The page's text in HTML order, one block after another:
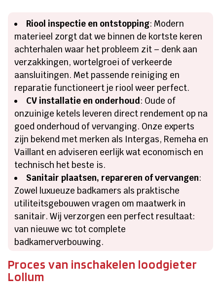
Riool inspectie en ontstopping: Modern
materieel zorgt dat we binnen de kortste keren
achterhalen waar het probleem zit – denk aan
verzakkingen, wortelgroei of verkeerde
aansluitingen. Met passende reiniging en
reparatie functioneert je riool weer perfect.
CV installatie en onderhoud: Oude of
onzuinige ketels leveren direct rendement op na
goed onderhoud of vervanging. Onze experts
zijn bekend met merken als Intergas, Remeha en
Vaillant en adviseren eerlijk wat economisch en
technisch het beste is.
Sanitair plaatsen, repareren of vervangen:
Zowel luxueuze badkamers als praktische
utiliteitsgebouwen vragen om maatwerk in
sanitair. Wij verzorgen een perfect resultaat:
van nieuwe wc tot complete
badkamerverbouwing.
Proces van inschakelen loodgieter
Lollum